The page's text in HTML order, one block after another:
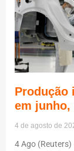
Produção
em junho,
4 de agosto de
4 Ago